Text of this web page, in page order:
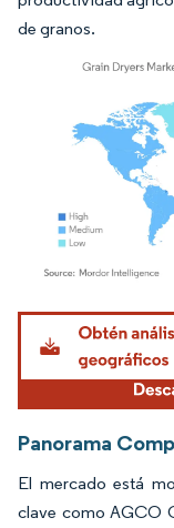
de granos.
Imagen © Mordor
Panorama
El mercado está
clave como AGCO